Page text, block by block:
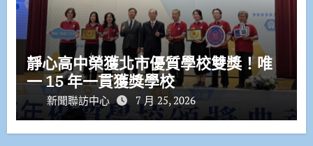
靜心高中榮獲北市優質學校雙獎！唯
一 15 年一貫獲獎學校
新聞聯訪中心 7 月 25, 2026